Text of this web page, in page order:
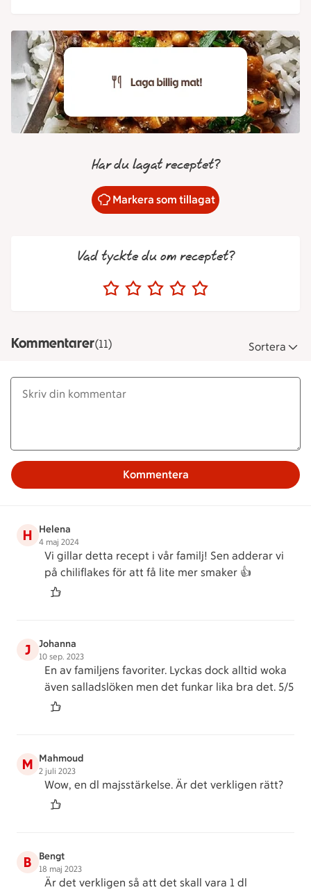
Har du lagat receptet?
Markera som tillagat
Vad tyckte du om receptet?
Kommentarer(11) Sortera
Kommentera
H Helena
4 maj 2024
Vi gillar detta recept i vår familj! Sen adderar vi
på chiliflakes för att få lite mer smaker 👍
J Johanna
10 sep. 2023
En av familjens favoriter. Lyckas dock alltid woka
även salladslöken men det funkar lika bra det. 5/5
M Mahmoud
2 juli 2023
Wow, en dl majsstärkelse. Är det verkligen rätt?
B Bengt
18 maj 2023
Är det verkligen så att det skall vara 1 dl